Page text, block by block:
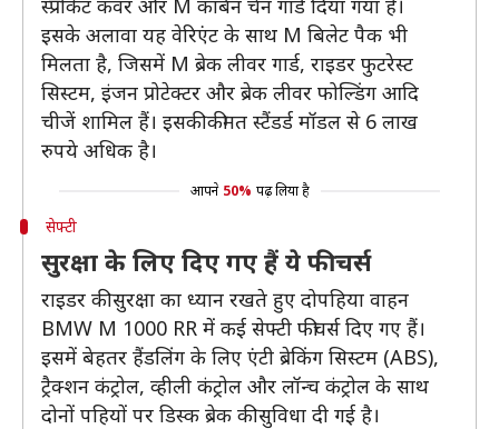
स्प्रोकेट कवर और M कार्बन चेन गार्ड दिया गया है।
इसके अलावा यह वेरिएंट के साथ M बिलेट पैक भी
मिलता है, जिसमें M ब्रेक लीवर गार्ड, राइडर फुटरेस्ट
सिस्टम, इंजन प्रोटेक्टर और ब्रेक लीवर फोल्डिंग आदि
चीजें शामिल हैं। इसकी कीमत स्टैंडर्ड मॉडल से 6 लाख
रुपये अधिक है।
आपने 50% पढ़ लिया है
सेफ्टी
सुरक्षा के लिए दिए गए हैं ये फीचर्स
राइडर की सुरक्षा का ध्यान रखते हुए दोपहिया वाहन
BMW M 1000 RR में कई सेफ्टी फीचर्स दिए गए हैं।
इसमें बेहतर हैंडलिंग के लिए एंटी ब्रेकिंग सिस्टम (ABS),
ट्रैक्शन कंट्रोल, व्हीली कंट्रोल और लॉन्च कंट्रोल के साथ
दोनों पहियों पर डिस्क ब्रेक की सुविधा दी गई है।